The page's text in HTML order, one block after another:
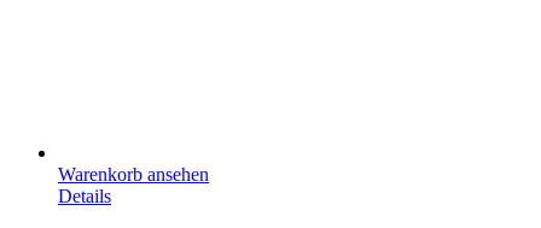
Warenkorb ansehen
Details